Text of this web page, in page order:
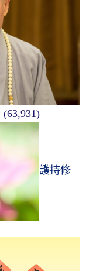
(63,931)
護持修